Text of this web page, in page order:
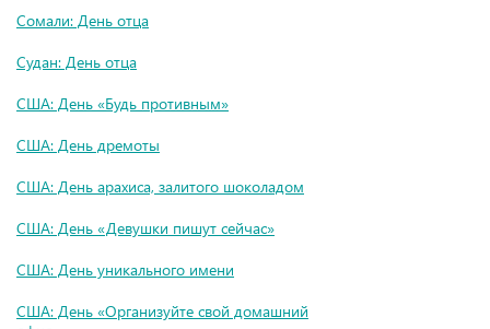
Сомали: День отца
Судан: День отца
США: День «Будь противным»
США: День дремоты
США: День арахиса, залитого шоколадом
США: День «Девушки пишут сейчас»
США: День уникального имени
США: День «Организуйте свой домашний